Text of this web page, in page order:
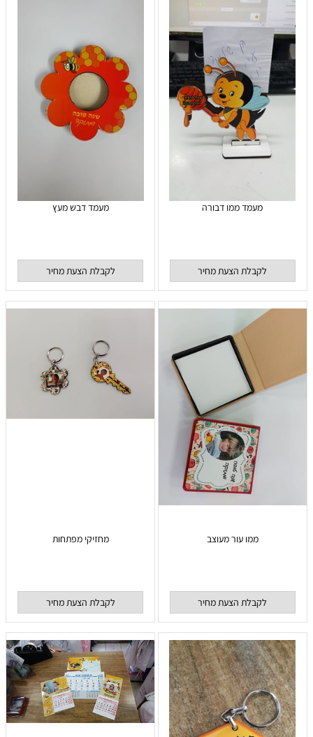
מעמד ממו דבורה
לקבלת הצעת מחיר
מעמד דבש מעץ
לקבלת הצעת מחיר
ממו עור מעוצב
לקבלת הצעת מחיר
מחזיקי מפתחות
לקבלת הצעת מחיר